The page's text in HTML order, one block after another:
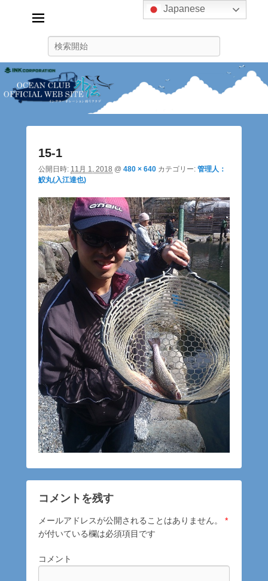
インクコーポレーション釣り
クラブ
15-1
公開日時: 11月 1, 2018 @ 480 × 640 カテゴリー: 管理人：
鮫丸(入江達也)
コメントを残す
メールアドレスが公開されることはありません。
*
が付いている欄は必須項目です
コメント
Japanese